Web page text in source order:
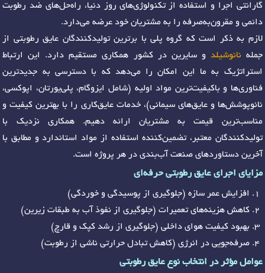
گارانتی اجرا و استفاده از تکنولوژی‌های روز دنیا، راه‌حل‌های ضد رطوبت
دائمی و مقرون‌به‌صرفه را به مشتریان خود عرضه می‌دارد.
لازم به ذکر است که گروه پلی با برترین تولیدکنندگان عایق رطوبتی از
جمله نانوشیلد و سایرین در کشور همکاری مستقیم دارد. این ارتباط
استراتژیک به ما این امکان را می‌دهد که با دسترسی به جدیدترین
فناوری‌ها و باکیفیت‌ترین مواد اولیه (شامل ایزوگام، پلی‌یورتان، اپوکسی،
نانوپوشش‌ها و عایق‌های سیمانی)، خدمات عایق‌کاری را با بهترین کیفیت و
مناسب‌ترین قیمت به مشتریان ارائه دهیم. همکاری نزدیک با
تولیدکنندگان معتبر، تضمین‌کننده استفاده از مواد استاندارد و مطابق با
آخرین دستاوردهای صنعت آب‌بندی در هر پروژه است.
مزایای اجرای عایق رطوبتی حرفه‌ای
افزایش عمر سازه (جلوگیری از پوسیدگی و خوردگی)
کاهش هزینه‌های تعمیرات (جلوگیری از نفوذ آب به طبقات زیرین)
بهبود کیفیت هوای داخلی (جلوگیری از رشد کپک و قارچ)
صرفه‌جویی در انرژی (کاهش تبادل حرارتی ناشی از رطوبت)
عوامل مؤثر در انتخاب نوع عایق رطوبتی